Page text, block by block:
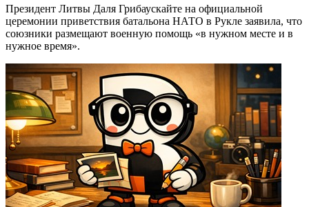
Президент Литвы Даля Грибаускайте на официальной
церемонии приветствия батальона НАТО в Рукле заявила, что
союзники размещают военную помощь «в нужном месте и в
нужное время».